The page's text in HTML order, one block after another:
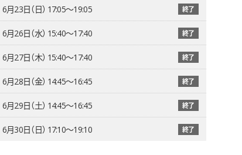
6月23日（日） 17:05〜19:05 終了
6月26日（水） 15:40〜17:40 終了
6月27日（木） 15:40〜17:40 終了
6月28日（金） 14:45〜16:45 終了
6月29日（土） 14:45〜16:45 終了
6月30日（日） 17:10〜19:10 終了